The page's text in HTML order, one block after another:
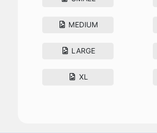
MEDIUM
LARGE
XL